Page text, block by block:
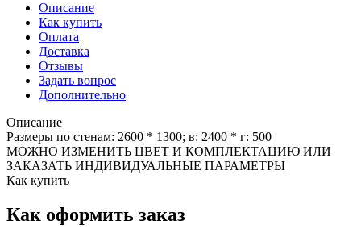
Описание
Как купить
Оплата
Доставка
Отзывы
Задать вопрос
Дополнительно
Описание
Размеры по стенам: 2600 * 1300; в: 2400 * г: 500
МОЖНО ИЗМЕНИТЬ ЦВЕТ И КОМПЛЕКТАЦИЮ ИЛИ
ЗАКАЗАТЬ ИНДИВИДУАЛЬНЫЕ ПАРАМЕТРЫ
Как купить
Как оформить заказ